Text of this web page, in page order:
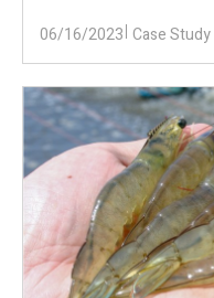
06/16/2023 Case Study